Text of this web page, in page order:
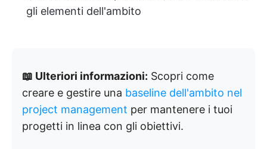
gli elementi dell'ambito
📖 Ulteriori informazioni: Scopri come
creare e gestire una baseline dell'ambito nel
project management per mantenere i tuoi
progetti in linea con gli obiettivi.